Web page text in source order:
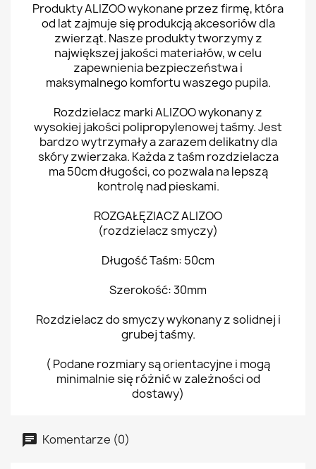
Produkty ALIZOO wykonane przez firmę, która
od lat zajmuje się produkcją akcesoriów dla
zwierząt. Nasze produkty tworzymy z
największej jakości materiałów, w celu
zapewnienia bezpieczeństwa i
maksymalnego komfortu waszego pupila.
Rozdzielacz marki ALIZOO wykonany z
wysokiej jakości polipropylenowej taśmy. Jest
bardzo wytrzymały a zarazem delikatny dla
skóry zwierzaka. Każda z taśm rozdzielacza
ma 50cm długości, co pozwala na lepszą
kontrolę nad pieskami.
ROZGAŁĘZIACZ ALIZOO
(rozdzielacz smyczy)
Długość Taśm: 50cm
Szerokość: 30mm
Rozdzielacz do smyczy wykonany z solidnej i
grubej taśmy.
( Podane rozmiary są orientacyjne i mogą
minimalnie się różnić w zależności od
dostawy)
Komentarze (0)